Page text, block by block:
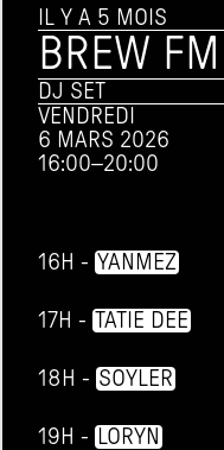
IL Y A 5 MOIS
BREW FM
DJ SET
VENDREDI
6 MARS 2026
16:00–20:00
16H - YANMEZ
17H - TATIE DEE
18H - SOYLER
19H - LORYN